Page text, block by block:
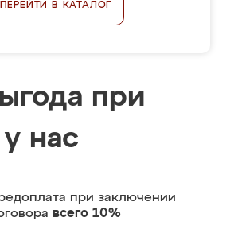
ПЕРЕЙТИ В КАТАЛОГ
при
нас
при заключении
всего 10%